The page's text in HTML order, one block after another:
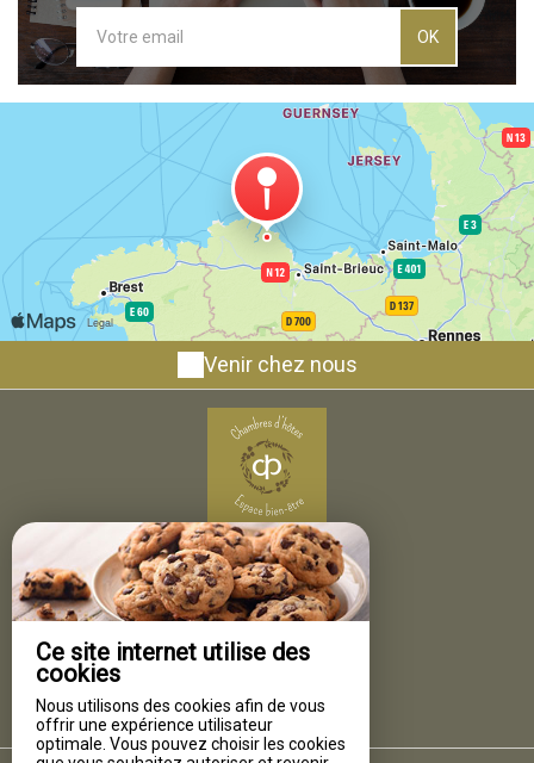
Ce site internet utilise des
cookies
Nous utilisons des cookies afin de vous
offrir une expérience utilisateur
optimale. Vous pouvez choisir les cookies
OK
Venir chez nous
Demeure du Porzou
2 Le Porzou,
22930 YVIAS - FRANCE
Contacter par email